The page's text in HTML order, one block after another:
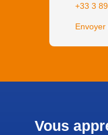
+33 3
Vous